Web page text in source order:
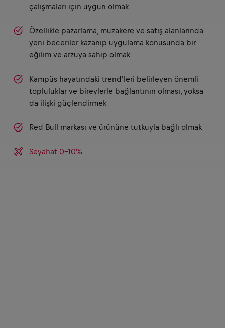
çalışmaları için uygun olmak
Özellikle pazarlama, müzakere ve satış alanlarında
yeni beceriler kazanıp uygulama konusunda bir
eğilim ve arzuya sahip olmak
Kampüs hayatındaki trend'leri belirleyen önemli
topluluklar ve bireylerle bağlantının olması, yoksa
da ilişki güçlendirmek
Red Bull markası ve ürününe tutkuyla bağlı olmak
Seyahat 0-10%